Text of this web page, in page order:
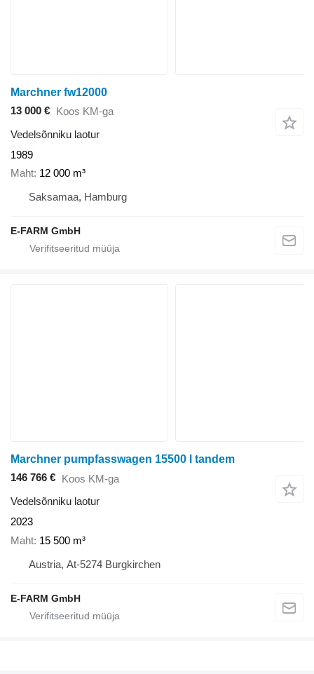
Marchner fw12000
13 000 € Koos KM-ga
Vedelsõnniku laotur
1989
Maht 12 000 m³
Saksamaa, Hamburg
E-FARM GmbH
Marchner pumpfasswagen 15500 l tandem
146 766 € Koos KM-ga
Vedelsõnniku laotur
2023
Maht 15 500 m³
Austria, At-5274 Burgkirchen
E-FARM GmbH